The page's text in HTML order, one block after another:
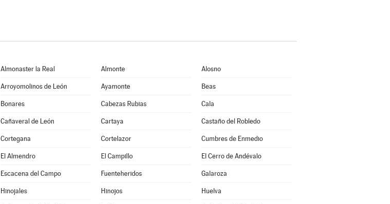
Almonaster la Real Almonte Alosno
Arroyomolinos de León Ayamonte Beas
Bonares Cabezas Rubias Cala
Cañaveral de León Cartaya Castaño del Robledo
Cortegana Cortelazor Cumbres de Enmedio
El Almendro El Campillo El Cerro de Andévalo
Escacena del Campo Fuenteheridos Galaroza
Hinojales Hinojos Huelva